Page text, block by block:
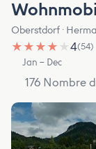
Oberstdorf ·
★ ★ ★ ★ ★4(54)
Jan – Dec
176 Nombre